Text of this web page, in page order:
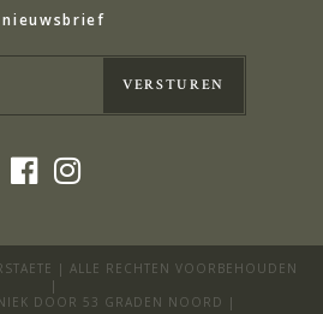
nieuwsbrief
| ALLE RECHTEN VOORBEHOUDEN
|
DOOR 53 GRADEN NOORD |